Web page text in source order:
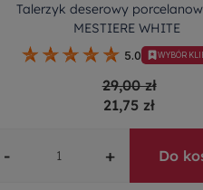
Talerzyk deserowy
MESTIERE WHITE
5.0 WYBÓR
29,00 zł
21,75 zł
- + Do